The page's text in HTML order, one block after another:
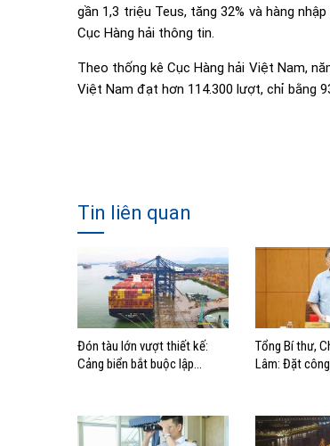
gần 1,3 triệu Teus, tăng 32% và hàng
Cục Hàng hải thông tin.
Theo thống kê Cục Hàng hải Việt Nam,
Việt Nam đạt hơn 114.300 lượt, chỉ bằng
Tin liên quan
Đón tàu lớn vượt thiết kế:
Cảng biển bắt buộc lập
Tổng Bí thư,
Lâm: Đặt
thành quốc